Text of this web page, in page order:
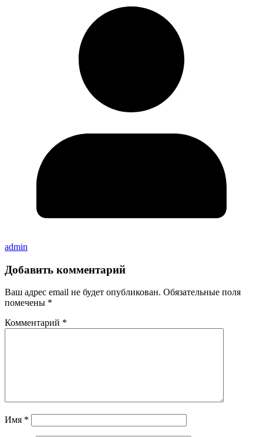
admin
Добавить комментарий
Ваш адрес email не будет опубликован. Обязательные поля
помечены *
Комментарий *
Имя *